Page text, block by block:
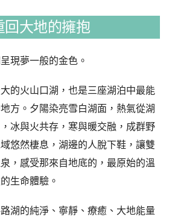
回大地的擁抱
現夢一般的金色。
的火山口湖，也是三座湖泊中最能
方。夕陽染亮雪白湖面，熱氣從湖
冰與火共存，寒與暖交融，成群野
悠然棲息，湖邊的人脫下鞋，讓雙
，感受那來自地底的，最原始的溫
生命體驗。
湖的純淨、寧靜、療癒、大地能量